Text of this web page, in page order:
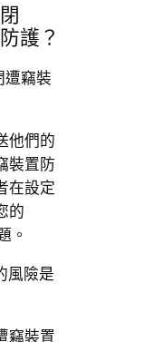
護？
遭竊裝
他們的
裝置防
在設定
的
。
風險是
竊裝置